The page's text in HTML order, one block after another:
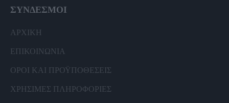
ΣΥΝΔΕΣΜΟΙ
ΑΡΧΙΚΗ
ΕΠΙΚΟΙΝΩΝΙΑ
ΟΡΟΙ ΚΑΙ ΠΡΟΫΠΟΘΕΣΕΙΣ
ΧΡΗΣΙΜΕΣ ΠΛΗΡΟΦΟΡΙΕΣ